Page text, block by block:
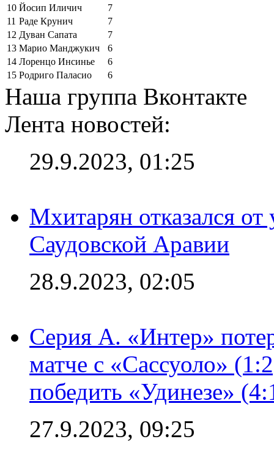
10 Йосип Иличич
7
11 Раде Крунич
7
12 Дуван Сапата
7
13 Марио Манджукич
6
14 Лоренцо Инсинье
6
15 Родриго Паласио 6
Наша группа Вконтакте
Лента новостей:
29.9.2023, 01:25
Мхитарян отказался от
Саудовской Аравии
28.9.2023, 02:05
Серия А. «Интер»
матче с «Сассуоло»
победить «Удинезе»
27.9.2023, 09:25